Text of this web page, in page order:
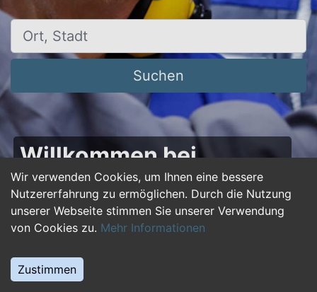
Wir verwenden Cookies, um Ihnen eine bessere
Nutzererfahrung zu ermöglichen. Durch die Nutzung
unserer Webseite stimmen Sie unserer Verwendung
von Cookies zu. Mehr Informationen
Zustimmen
Ort, Stadt
Suchen
Willkommen bei
50plus-jobs.de – Dein
Portal für Jobs ab 50!
Du bist über 50 und suchst nach einer neuen
beruflichen Herausforderung oder einem
Jobwechsel? Auf